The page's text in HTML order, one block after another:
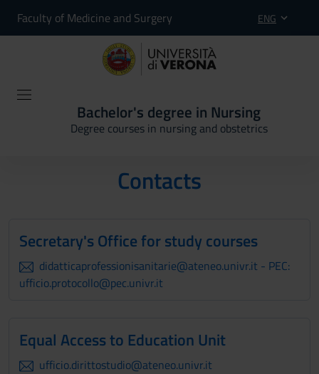
Faculty of Medicine and Surgery ENG
Bachelor's degree in Nursing
Degree courses in nursing and obstetrics
Contacts
Secretary's Office for study courses
didatticaprofessionisanitarie@ateneo.univr.it - PEC:
ufficio.protocollo@pec.univr.it
Equal Access to Education Unit
ufficio.dirittostudio@ateneo.univr.it